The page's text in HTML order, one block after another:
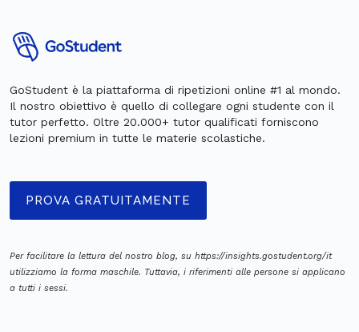
GoStudent è la piattaforma di ripetizioni online #1 al mondo.
Il nostro obiettivo è quello di collegare ogni studente con il
tutor perfetto. Oltre 20.000+ tutor qualificati forniscono
lezioni premium in tutte le materie scolastiche.
PROVA GRATUITAMENTE
Per facilitare la lettura del nostro blog, su https://insights.gostudent.org/it
utilizziamo la forma maschile. Tuttavia, i riferimenti alle persone si applicano
a tutti i sessi.